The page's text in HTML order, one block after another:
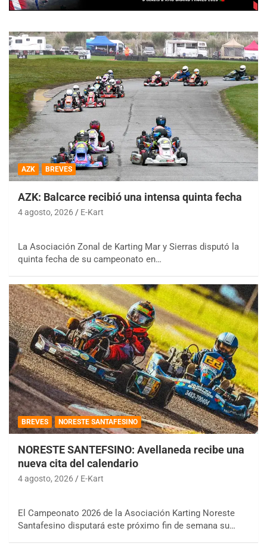
AZK BREVES
AZK: Balcarce recibió una intensa quinta fecha
4 agosto, 2026 E-Kart
La Asociación Zonal de Karting Mar y Sierras disputó la
quinta fecha de su campeonato en…
BREVES NORESTE SANTAFESINO
NORESTE SANTEFSINO: Avellaneda recibe una
nueva cita del calendario
4 agosto, 2026 E-Kart
El Campeonato 2026 de la Asociación Karting Noreste
Santafesino disputará este próximo fin de semana su…